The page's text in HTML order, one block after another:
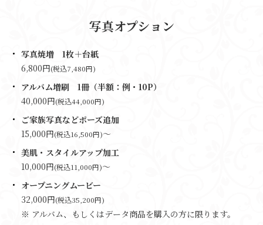
写真オプション
写真焼増 1枚＋台紙
6,800円(税込7,480円)
アルバム増刷 1冊（半額：例・10P）
40,000円(税込44,000円)
ご家族写真などポーズ追加
15,000円(税込16,500円)～
美肌・スタイルアップ加工
10,000円(税込11,000円)～
オープニングムービー
32,000円(税込35,200円)
※ アルバム、もしくはデータ商品を購入の方に限ります。